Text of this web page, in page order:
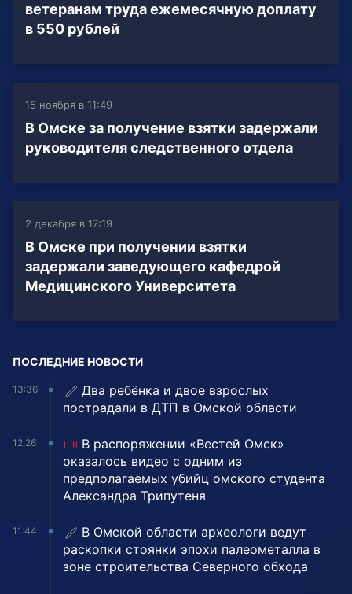
ветеранам труда ежемесячную доплату
в 550 рублей
15 ноября в 11:49
В Омске за получение взятки задержали
руководителя следственного отдела
2 декабря в 17:19
В Омске при получении взятки
задержали заведующего кафедрой
Медицинского Университета
ПОСЛЕДНИЕ НОВОСТИ
13:36
Два ребёнка и двое взрослых
пострадали в ДТП в Омской области
12:26
В распоряжении «Вестей Омск»
оказалось видео с одним из
предполагаемых убийц омского студента
Александра Трипутеня
11:44
В Омской области археологи ведут
раскопки стоянки эпохи палеометалла в
зоне строительства Северного обхода